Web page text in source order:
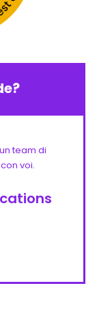
team di
voi.